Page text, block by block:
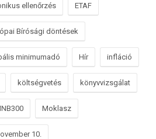
ellenőrzés ETAF
Bírósági döntések
minimumadó Hír infláció
költségvetés könyvvizsgálat
Moklasz
10.